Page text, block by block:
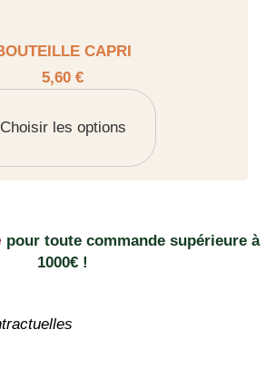
CAPRI
5,60 €
Choisir les options
pour toute commande supérieure à
1000€ !